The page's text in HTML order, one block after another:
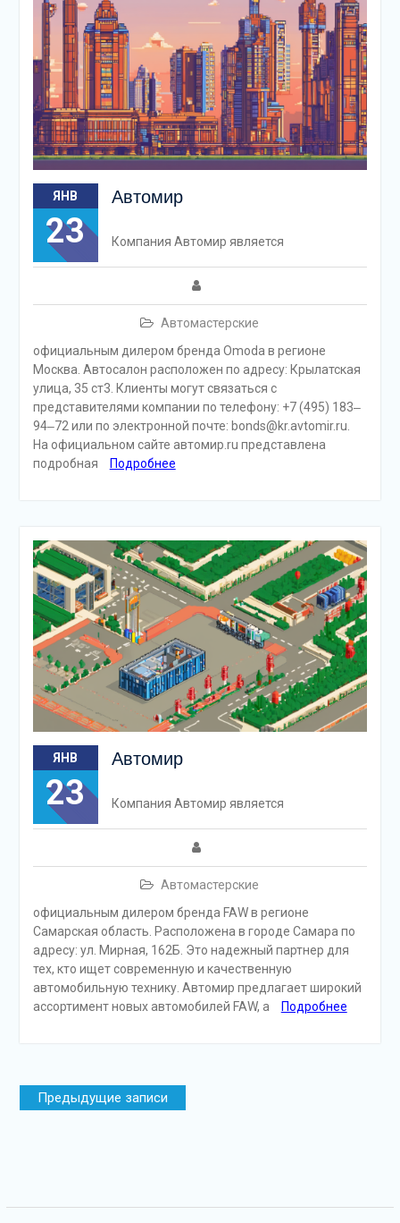
ЯНВ
23
Автомир
Автомастерские
Компания Автомир является
официальным дилером бренда Omoda в регионе
Москва. Автосалон расположен по адресу: Крылатская
улица, 35 ст3. Клиенты могут связаться с
представителями компании по телефону: +7 (495) 183‒
94‒72 или по электронной почте: bonds@kr.avtomir.ru.
На официальном сайте автомир.ru представлена
подробная
Подробнее
ЯНВ
23
Автомир
Автомастерские
Компания Автомир является
официальным дилером бренда FAW в регионе
Самарская область. Расположена в городе Самара по
адресу: ул. Мирная, 162Б. Это надежный партнер для
тех, кто ищет современную и качественную
автомобильную технику. Автомир предлагает широкий
ассортимент новых автомобилей FAW, а
Подробнее
Навигация
по
Предыдущие записи